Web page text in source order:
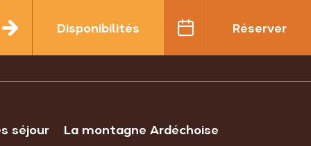
Disponibilités Réserver
séjour La montagne Ardéchoise